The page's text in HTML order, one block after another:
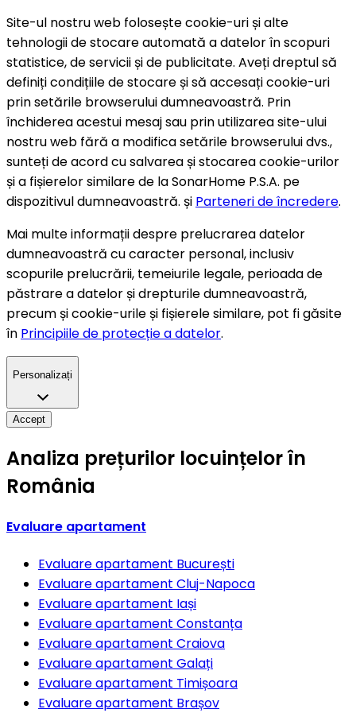
Site-ul nostru web folosește cookie-uri și alte
tehnologii de stocare automată a datelor în scopuri
statistice, de servicii și de publicitate. Aveți dreptul să
definiți condițiile de stocare și să accesați cookie-uri
prin setările browserului dumneavoastră. Prin
închiderea acestui mesaj sau prin utilizarea site-ului
nostru web fără a modifica setările browserului dvs.,
sunteți de acord cu salvarea și stocarea cookie-urilor
și a fișierelor similare de la SonarHome P.S.A. pe
dispozitivul dumneavoastră. și Parteneri de încredere.
Mai multe informații despre prelucrarea datelor
dumneavoastră cu caracter personal, inclusiv
scopurile prelucrării, temeiurile legale, perioada de
păstrare a datelor și drepturile dumneavoastră,
precum și cookie-urile și fișierele similare, pot fi găsite
în Principiile de protecție a datelor.
Personalizați
Accept
Analiza prețurilor locuințelor în
România
Evaluare apartament
Evaluare apartament București
Evaluare apartament Cluj-Napoca
Evaluare apartament Iași
Evaluare apartament Constanța
Evaluare apartament Craiova
Evaluare apartament Galați
Evaluare apartament Timișoara
Evaluare apartament Brașov